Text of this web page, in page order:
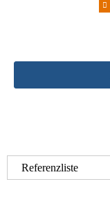
Referenzliste